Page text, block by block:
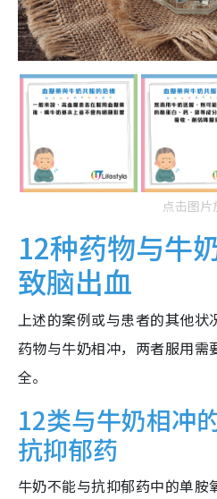
点击图片
12种药物与牛
致脑出血
上述的案例或与患者的其他状
药物与牛奶相冲，两者服用需
全。
12类与牛奶相冲
抗抑郁药
牛奶不能与抗抑郁药中的单胺